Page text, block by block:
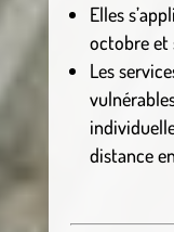
Elles
octobre et
Les
distance